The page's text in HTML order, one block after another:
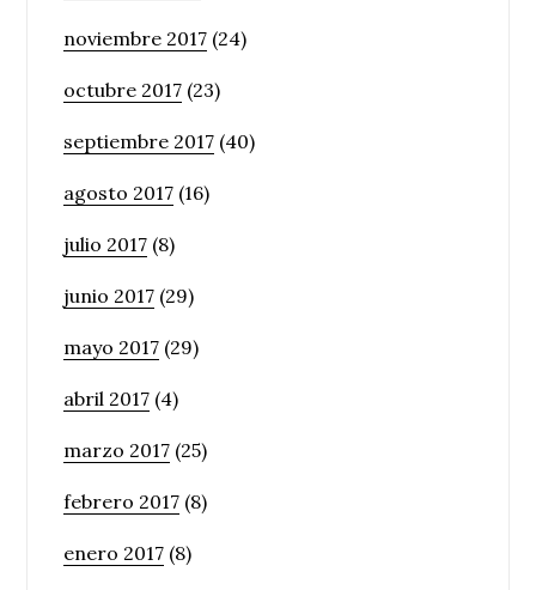
noviembre 2017 (24)
octubre 2017 (23)
septiembre 2017 (40)
agosto 2017 (16)
julio 2017 (8)
junio 2017 (29)
mayo 2017 (29)
abril 2017 (4)
marzo 2017 (25)
febrero 2017 (8)
enero 2017 (8)